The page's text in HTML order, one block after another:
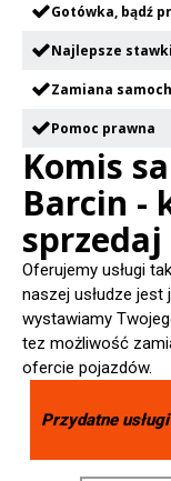
Gotówka, bądź
Najlepsze
Zamiana
Pomoc prawna
Komis
Barcin -
Oferujemy usługi
naszej usłudze
wystawiamy
tez możliwość
ofercie pojazdów.
Przydatne